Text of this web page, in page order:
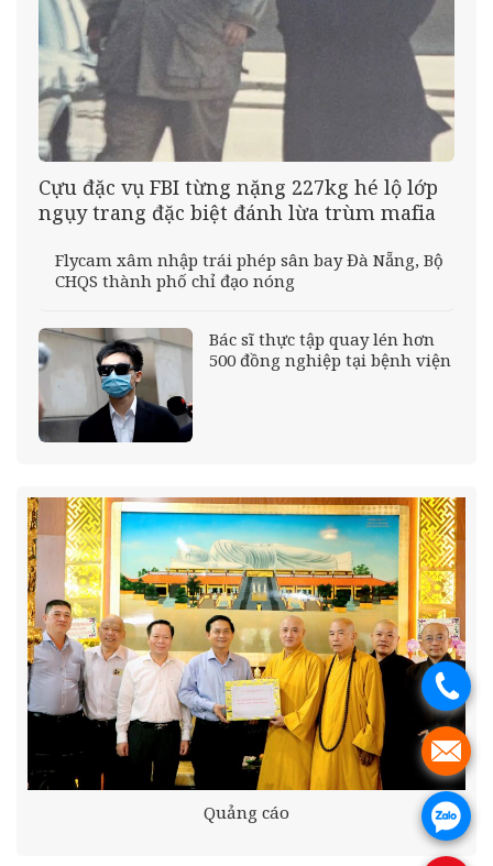
Cựu đặc vụ FBI từng nặng 227kg hé lộ lớp
ngụy trang đặc biệt đánh lừa trùm mafia
Flycam xâm nhập trái phép sân bay Đà Nẵng, Bộ
CHQS thành phố chỉ đạo nóng
Bác sĩ thực tập quay lén hơn
500 đồng nghiệp tại bệnh viện
Quảng cáo
.
.
.